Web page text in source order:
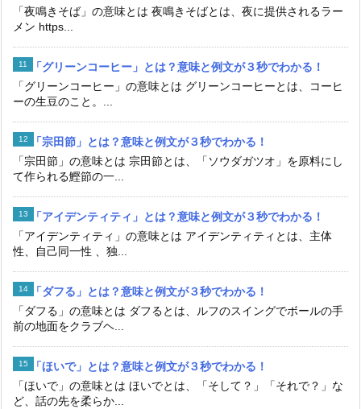
「夜鳴きそば」の意味とは 夜鳴きそばとは、夜に提供されるラー
メン https...
「グリーンコーヒー」とは？意味と例文が３秒でわかる！
「グリーンコーヒー」の意味とは グリーンコーヒーとは、コーヒ
ーの生豆のこと。...
「宗田節」とは？意味と例文が３秒でわかる！
「宗田節」の意味とは 宗田節とは、「ソウダガツオ」を原料にし
て作られる鰹節の一...
「アイデンティティ」とは？意味と例文が３秒でわかる！
「アイデンティティ」の意味とは アイデンティティとは、主体
性、自己同一性 、独...
「ダフる」とは？意味と例文が３秒でわかる！
「ダフる」の意味とは ダフるとは、ルフのスイングでボールの手
前の地面をクラブヘ...
「ほいで」とは？意味と例文が３秒でわかる！
「ほいで」の意味とは ほいでとは、「そして？」「それで？」な
ど、話の先を柔らか...